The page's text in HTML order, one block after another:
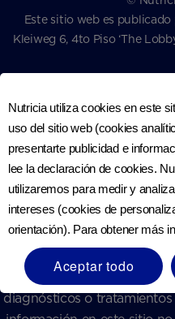
Este sitio web es
Kleiweg 6, 4to Piso ‘The
Aviso médico:La
incluyendo textos,
videos, declaraciones,
predictiva o herramientas
y fechas predictivas y
de información general
considerados como
diagnósticos o
Nutricia utiliza cookies en este
uso del sitio web (cookies
presentarte publicidad e
lee la declaración de cookies.
utilizaremos para medir y
intereses (cookies de
orientación). Para obtener más
Aceptar todo